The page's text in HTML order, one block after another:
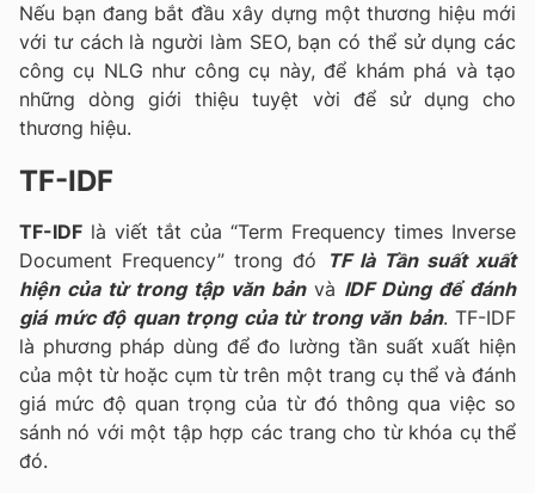
Nếu bạn đang bắt đầu xây dựng một thương hiệu mới
với tư cách là người làm SEO, bạn có thể sử dụng các
công cụ NLG như công cụ này, để khám phá và tạo
những dòng giới thiệu tuyệt vời để sử dụng cho
thương hiệu.
TF-IDF
TF-IDF là viết tắt của “Term Frequency times Inverse
Document Frequency” trong đó
TF là Tần suất xuất
hiện của từ trong tập văn bảnvà IDF Dùng để đánh
giá mức độ quan trọng của từ trong văn bản. TF-IDF
là phương pháp dùng để đo lường tần suất xuất hiện
của một từ hoặc cụm từ trên một trang cụ thể và đánh
giá mức độ quan trọng của từ đó thông qua việc so
sánh nó với một tập hợp các trang cho từ khóa cụ thể
đó.